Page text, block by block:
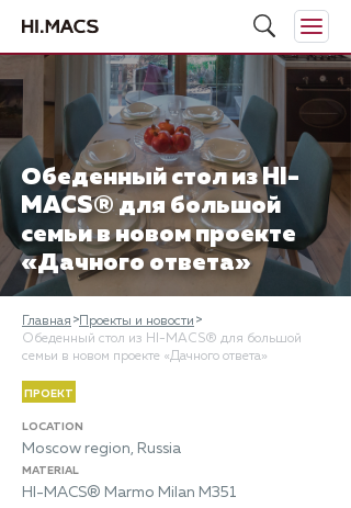
Обеденный стол из HI-
MACS® для большой
семьи в новом проекте
«Дачного ответа»
Главная
Проекты и новости
Обеденный стол из HI-MACS® для большой
семьи в новом проекте «Дачного ответа»
ПРОЕКТ
LOCATION
Moscow region, Russia
MATERIAL
HI-MACS® Marmo Milan M351